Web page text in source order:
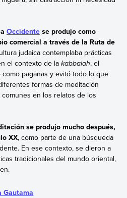
Occidentese produjo como
comercial a través de la Ruta de
judaica contemplaba prácticas
el contexto de la kabbalah, el
paganas y evitó todo lo que
formas de meditación
en los relatos de los
se produjo mucho después,
XX, como parte de una búsqueda
En ese contexto, se dieron a
tradicionales del mundo oriental,
Gautama